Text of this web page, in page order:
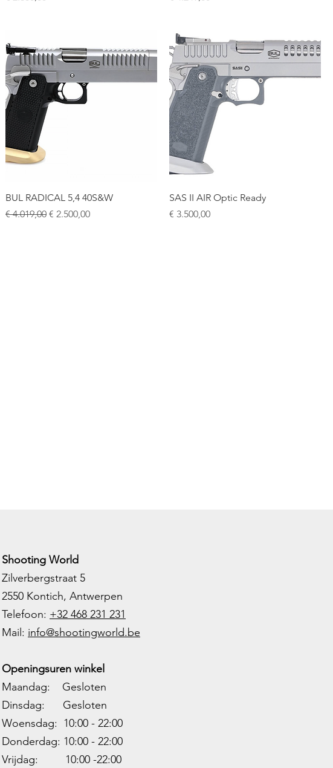
BUL RADICAL 5,4 40S&W
Normale prijs
€ 4.019,00 Verkoopprijs
€ 2.500,00
SAS II AIR Optic Ready
Prijs
€ 3.500,00
Shooting World
Zilverbergstraat 5
2550 Kontich, Antwerpen
Telefoon: +32 468 231 231
Mail: info@shootingworld.be
Openingsuren winkel
Maandag: Gesloten
Dinsdag: Gesloten
Woensdag: 10:00 - 22:00
Donderdag: 10:00 - 22:00
Vrijdag: 10:00 -22:00